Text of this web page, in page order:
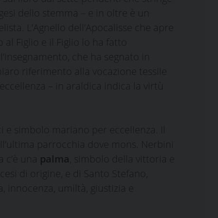
dello stemma – e in oltre è un
L’Agnello dell’Apocalisse che apre
Figlio e il Figlio lo ha fatto
che ha segnato in
riferimento alla vocazione tessile
– in araldica indica la virtù
e simbolo mariano per eccellenza. Il
parrocchia dove mons. Nerbini
una palma , simbolo della vittoria e
di origine, e di Santo Stefano,
umiltà, giustizia e